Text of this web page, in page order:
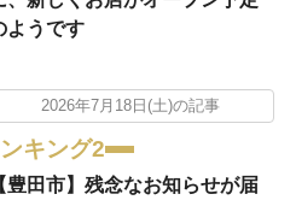
ようです
2026年7月18日(土)の記事
キング2
豊田市】残念なお知らせが届